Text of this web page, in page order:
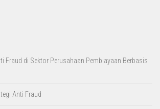
Fraud di Sektor Perusahaan Pembiayaan Berbasis
Anti Fraud